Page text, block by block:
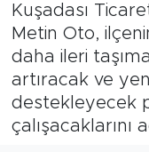
Kuşadası
Metin Oto,
daha ileri
artıracak ve
destekleyecek
çalışacaklarını